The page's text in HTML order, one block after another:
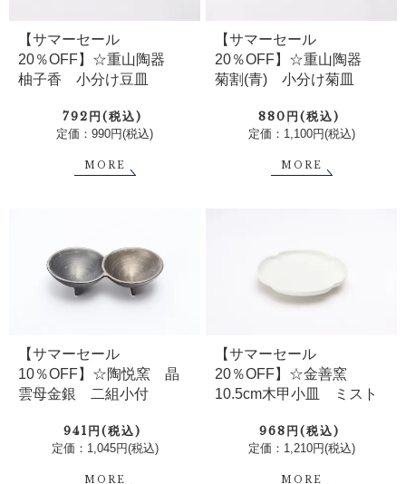
【サマーセール
20％OFF】☆重山陶器
柚子香 小分け豆皿
792円(税込)
定価：990円(税込)
MORE
【サマーセール
20％OFF】☆重山陶器
菊割(青) 小分け菊皿
880円(税込)
定価：1,100円(税込)
MORE
【サマーセール
10％OFF】☆陶悦窯 晶
雲母金銀 二組小付
941円(税込)
定価：1,045円(税込)
MORE
【サマーセール
20％OFF】☆金善窯
10.5cm木甲小皿 ミスト
968円(税込)
定価：1,210円(税込)
MORE